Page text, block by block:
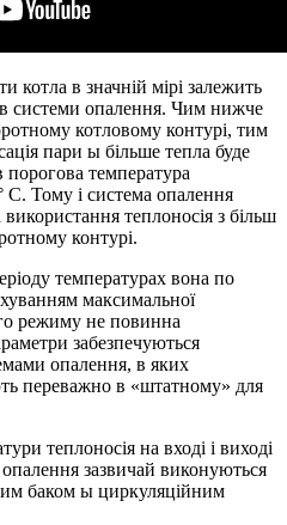
в значній мірі залежить
системи опалення. Чим нижче
котловому контурі, тим
пари ы більше тепла буде
порогова температура
С. Тому і система опалення
теплоносія з більш
контурі.
температурах вона по
максимальної
режиму не повинна
забезпечуються
опалення, в яких
переважно в «штатному» для
теплоносія на вході і виході
зазвичай виконуються
баком ы циркуляційним